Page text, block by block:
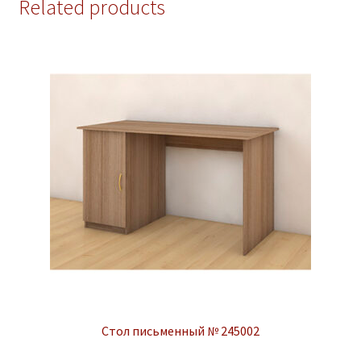
Related products
Стол письменный № 245002